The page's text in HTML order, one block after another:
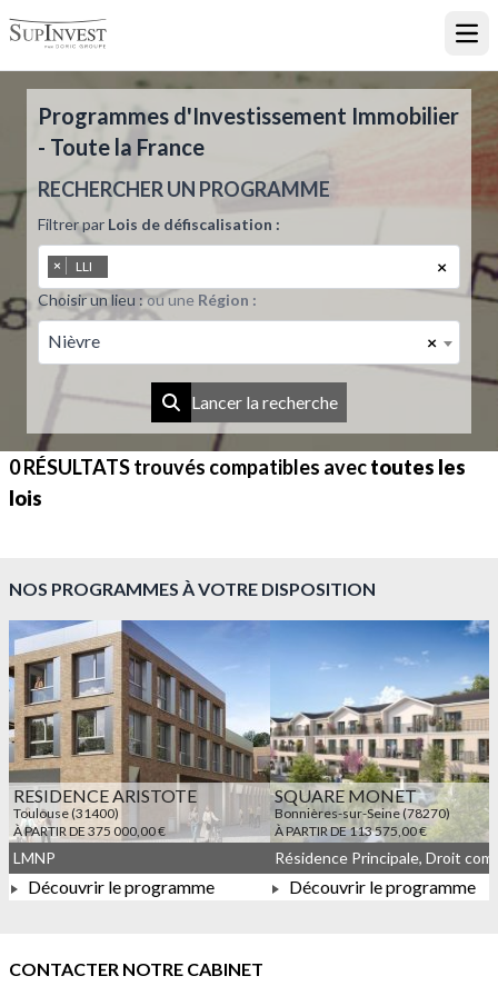
Programmes d'Investissement Immobilier
- Toute la France
RECHERCHER UN PROGRAMME
Filtrer par Lois de défiscalisation :
×
× LLI
Choisir un lieu :ou une Région :
×
Nièvre
Lancer la recherche
0 RÉSULTATStrouvés compatibles avectoutes les
lois
NOS PROGRAMMES À VOTRE DISPOSITION
RESIDENCE ARISTOTE
Toulouse (31400)
À PARTIR DE 375 000,00 €
À PARTIR DE 375 000,00 €
LMNP
Découvrir le programme
SQUARE MONET
Bonnières-sur-Seine (78270)
À PARTIR DE 113 575,00 €
Découvrir le programme
CONTACTER NOTRE CABINET